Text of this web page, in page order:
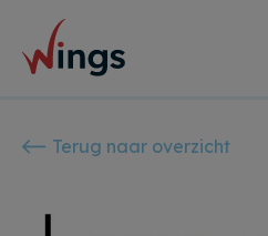
Terug naar overzicht